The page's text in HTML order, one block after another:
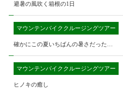
避暑の風吹く箱根の1日
マウンテンバイククルージングツアー
確かにこの夏いちばんの暑さだった…
マウンテンバイククルージングツアー
ヒノキの癒し